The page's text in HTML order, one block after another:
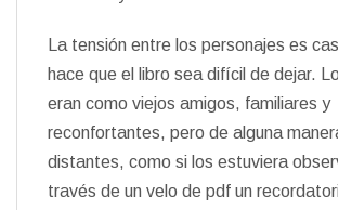
La tensión entre los personajes es
hace que el libro sea difícil de dejar.
eran como viejos amigos, familiares y
reconfortantes, pero de alguna
distantes, como si los estuviera
través de un velo de pdf un